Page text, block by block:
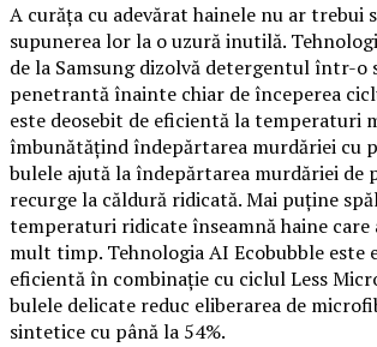
A curăța cu adevărat hainele nu ar trebui
supunerea lor la o uzură inutilă.
de la Samsung dizolvă detergentul într-o
penetrantă înainte chiar de începerea
este deosebit de eficientă la temperaturi
îmbunătățind îndepărtarea murdăriei cu
bulele ajută la îndepărtarea murdăriei de
recurge la căldură ridicată. Mai puține
temperaturi ridicate înseamnă haine care
mult timp. Tehnologia AI Ecobubble este
eficientă în combinație cu ciclul Less
bulele delicate reduc eliberarea de
sintetice cu până la 54%.